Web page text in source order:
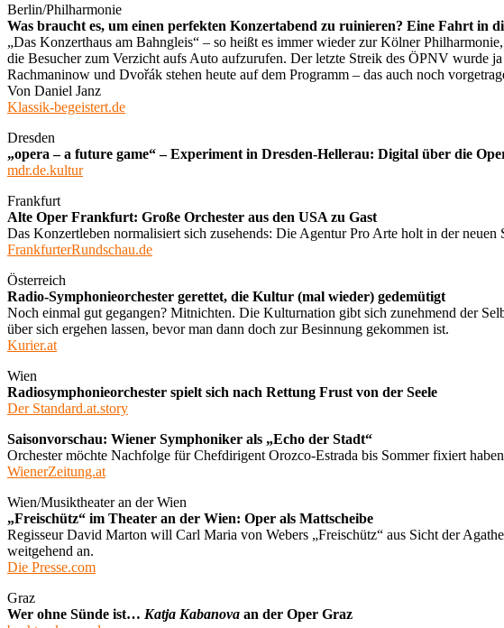
Berlin/Philharmonie
Was braucht es, um einen perfekten Konzertabend zu ruinieren? Eine Fahrt in
„Das Konzerthaus am Bahngleis“ – so heißt es immer wieder zur Kölner
die Besucher zum Verzicht aufs Auto aufzurufen. Der letzte Streik des ÖPNV wurde
Rachmaninow und Dvořák stehen heute auf dem Programm – das auch noch
Von Daniel Janz
Klassik-begeistert.de
Dresden
„opera – a future game“ – Experiment in Dresden-Hellerau: Digital über die
mdr.de.kultur
Frankfurt
Alte Oper Frankfurt: Große Orchester aus den USA zu Gast
Das Konzertleben normalisiert sich zusehends: Die Agentur Pro Arte holt in der
FrankfurterRundschau.de
Österreich
Radio-Symphonieorchester gerettet, die Kultur (mal wieder) gedemütigt
Noch einmal gut gegangen? Mitnichten. Die Kulturnation gibt sich zunehmend der
über sich ergehen lassen, bevor man dann doch zur Besinnung gekommen ist.
Kurier.at
Wien
Radiosymphonieorchester spielt sich nach Rettung Frust von der Seele
Der Standard.at.story
Saisonvorschau: Wiener Symphoniker als „Echo der Stadt“
Orchester möchte Nachfolge für Chefdirigent Orozco-Estrada bis Sommer fixiert
WienerZeitung.at
Wien/Musiktheater an der Wien
„Freischütz“ im Theater an der Wien: Oper als Mattscheibe
Regisseur David Marton will Carl Maria von Webers „Freischütz“ aus Sicht der
weitgehend an.
Die Presse.com
Graz
Wer ohne Sünde ist… Katja Kabanova an der Oper Graz